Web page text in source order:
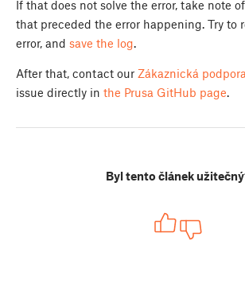
If that does not solve the error, take note
that preceded the error happening. Try to
error, and save the log.
After that, contact our Zákaznická podpora
issue directly in the Prusa GitHub page.
Byl tento článek